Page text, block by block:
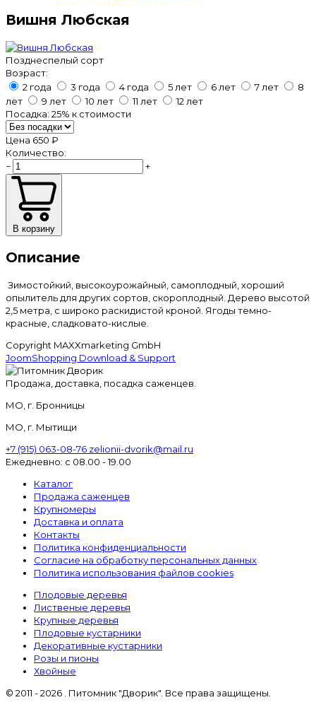
Вишня Любская
Позднеспелый сорт
Возраст:
2 года
3 года 4 года 5 лет 6 лет 7 лет
8
лет
9 лет 10 лет 11 лет
12 лет
Посадка: 25% к стоимости
Цена 650 ₽
Количество:
−
+
В корзину
Описание
Зимостойкий, высокоурожайный, самоплодный, хороший
опылитель для других сортов, скороплодный. Дерево высотой
2,5 метра, с широко раскидистой кроной. Ягоды темно-
красные, сладковато-кислые.
Copyright MAXXmarketing GmbH
JoomShopping Download & Support
Продажа, доставка, посадка саженцев.
МО, г. Бронницы
МО, г. Мытищи
+7 (915) 063-08-76 zelionii-dvorik@mail.ru
Ежедневно: с 08.00 - 19.00
Каталог
Продажа саженцев
Крупномеры
Доставка и оплата
Контакты
Политика конфиденциальности
Согласие на обработку персональных данных
Политика использования файлов cookies
Плодовые деревья
Лиственые деревья
Крупные деревья
Плодовые кустарники
Декоративные кустарники
Розы и пионы
Хвойные
© 2011 - 2026 . Питомник "Дворик". Все права защищены.